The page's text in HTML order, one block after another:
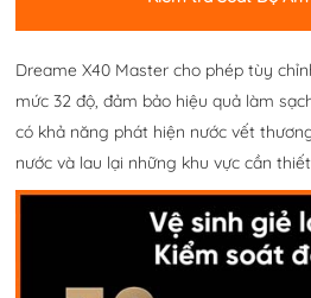
Dreame X40 Master cho phép tùy
mức 32 độ, đảm bảo hiệu quả làm
có khả năng phát hiện nước vết
nước và lau lại những khu vực cần